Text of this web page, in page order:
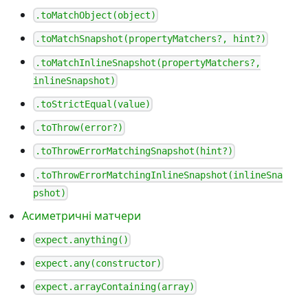
.toMatchObject(object)
.toMatchSnapshot(propertyMatchers?, hint?)
.toMatchInlineSnapshot(propertyMatchers?,
inlineSnapshot)
.toStrictEqual(value)
.toThrow(error?)
.toThrowErrorMatchingSnapshot(hint?)
.toThrowErrorMatchingInlineSnapshot(inlineSna
pshot)
Асиметричні матчери
expect.anything()
expect.any(constructor)
expect.arrayContaining(array)